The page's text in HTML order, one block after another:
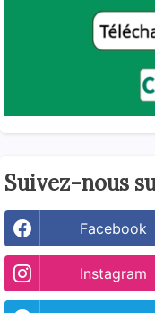
Suivez-nous
Facebook
Instagram